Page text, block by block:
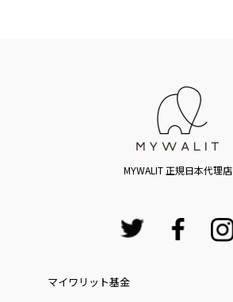
MYWALIT 正規日本代理店
マイワリット基金